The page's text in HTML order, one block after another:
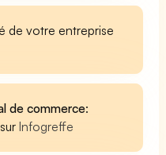
de votre entreprise
de commerce:
Infogreffe